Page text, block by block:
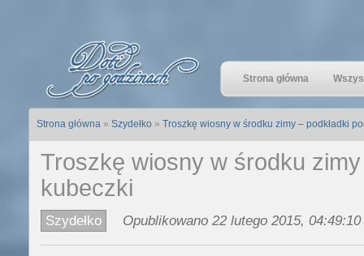
Strona główna
Strona główna» Szydełko » Troszkę wiosny w środku zimy – podkładki
Troszkę wiosny w środku zimy
kubeczki
Szydełko Opublikowano 22 lutego 2015, 04:49:10